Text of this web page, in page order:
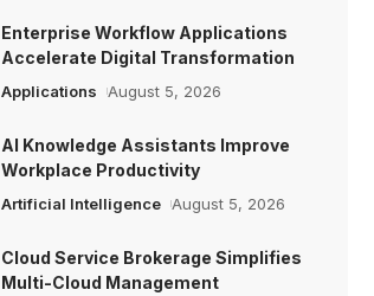
Enterprise Workflow Applications
Accelerate Digital Transformation
Applications August 5, 2026
AI Knowledge Assistants Improve
Workplace Productivity
Artificial Intelligence August 5, 2026
Cloud Service Brokerage Simplifies
Multi-Cloud Management